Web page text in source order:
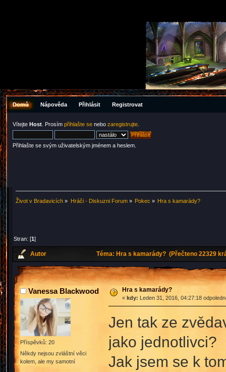
Domů Nápověda Přihlásit Registrovat
Vítejte Host . Prosím přihlašte se nebo zaregistrujte
Přihlašte se svým uživatelským jménem a heslem.
Život v Bradavicích » Hráči - Diskuzni Forum» Pokec » Hra s kamarády?
Stran: [1]
Autor Téma: Hra s kamarády? (Přečteno 22329
Vanessa Blackwood
Příspěvků: 20
Někdy nejsou zvláštní věci
kolem, ale my samotní
Hra s kamarády?
« kdy: Leden 31, 2016, 04:27:18
Jen tak ze
jako jednotlivci?
Jak jsem se k